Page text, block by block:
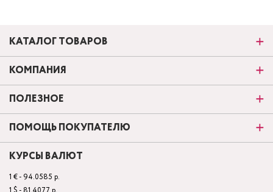
КАТАЛОГ ТОВАРОВ
КОМПАНИЯ
ПОЛЕЗНОЕ
ПОМОЩЬ ПОКУПАТЕЛЮ
КУРСЫ ВАЛЮТ
1 € - 94.0585 р.